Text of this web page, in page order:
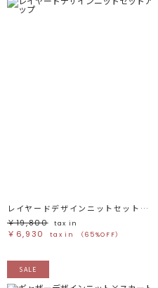
レイヤードデザインニットセットアップ
￥19,800
tax in
￥6,930 tax in （65%OFF）
SALE